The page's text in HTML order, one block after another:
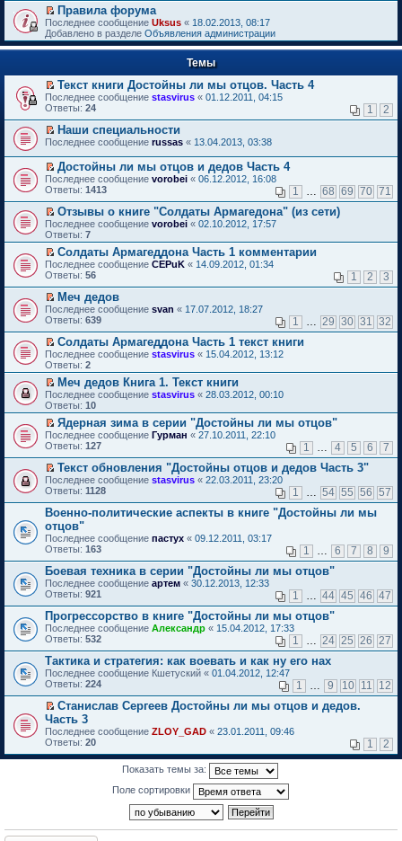
й
т
и
к
п
в
о
м
у
н
е
п
р
о
ч
и
т
а
н
н
о
м
у
с
о
о
б
щ
е
н
и
ю
П
е
р
е
т
и
к
п
р
в
о
м
у
н
е
п
р
о
ч
и
т
а
н
н
о
м
у
с
о
о
б
щ
е
н
и
ю
Правила форума
Последнее сообщение Uksus « 18.02.2013, 08:17
Добавлено в разделе Объявления администрации
Темы
П
е
е
й
т
и
к
п
е
р
в
о
м
у
н
е
п
р
о
ч
и
т
а
н
н
о
м
у
с
о
о
б
щ
е
и
ю
Текст книги Достойны ли мы отцов. Часть 4
Последнее сообщение stasvirus « 01.12.2011, 04:15
Ответы: 24 1 2
П
р
е
й
т
и
к
п
е
р
в
о
м
у
н
е
п
р
о
ч
и
т
а
н
н
о
м
у
с
о
б
щ
е
н
и
ю
Наши специальности
Последнее сообщение russas « 13.04.2013, 03:38
П
е
е
й
т
и
к
п
е
в
о
м
у
н
е
п
р
о
ч
и
т
а
н
н
о
м
у
с
о
щ
е
н
и
ю
Достойны ли мы отцов и дедов Часть 4
Последнее сообщение vorobei « 06.12.2012, 16:08
Ответы: 1413 1 68 69 70 71
П
е
р
е
й
т
и
п
е
в
о
м
у
н
е
п
р
о
ч
и
т
н
н
о
м
у
с
о
о
б
щ
е
н
и
ю
Отзывы о книге "Солдаты Армагедона" (из сети)
Последнее сообщение vorobei « 02.10.2012, 17:57
Ответы: 7
П
е
е
й
т
и
к
п
е
р
в
о
м
у
н
е
п
р
о
ч
и
а
н
н
о
м
у
с
о
о
б
щ
е
н
и
ю
Солдаты Армагеддона Часть 1 комментарии
Последнее сообщение CEPuK « 14.09.2012, 01:34
Ответы: 56 1 2 3
П
е
е
й
т
и
п
е
р
в
о
м
у
н
е
п
р
о
ч
и
т
а
н
н
о
м
у
с
о
о
б
щ
е
н
и
ю
Меч дедов
Последнее сообщение svan « 17.07.2012, 18:27
Ответы: 639 1 29 30 31 32
П
е
р
е
й
т
и
к
п
е
р
о
м
у
н
е
п
р
о
ч
и
т
а
н
н
о
м
у
с
о
о
б
щ
е
н
и
Солдаты Армагеддона Часть 1 текст книги
Последнее сообщение stasvirus « 15.04.2012, 13:12
Ответы: 2
П
е
р
е
й
т
и
к
п
е
в
м
у
н
е
п
р
о
ч
и
т
а
н
н
о
м
у
с
о
о
б
щ
е
Меч дедов Книга 1. Текст книги
Последнее сообщение stasvirus « 28.03.2012, 00:10
Ответы: 10
П
е
е
т
и
п
е
р
в
о
м
у
н
е
п
р
о
и
т
а
н
н
о
м
у
с
о
ю
Ядерная зима в серии "Достойны ли мы отцов"
Последнее сообщение Гурман « 27.10.2011, 22:10
Ответы: 127 1 4 5 6 7
П
е
е
й
т
и
к
п
е
р
в
о
м
у
н
е
п
р
о
и
а
н
н
о
щ
Текст обновления "Достойны отцов и дедов Часть 3"
Последнее сообщение stasvirus « 22.03.2011, 23:20
Ответы: 1128 1 54 55 56 57
Военно-политические аспекты в книге "Достойны ли мы
отцов"
Последнее сообщение пастух « 09.12.2011, 03:17
Ответы: 163 1 6 7 8 9
Боевая техника в серии "Достойны ли мы отцов"
Последнее сообщение артем « 30.12.2013, 12:33
Ответы: 921 1 44 45 46 47
Прогрессорство в книге "Достойны ли мы отцов"
Последнее сообщение Александр « 15.04.2012, 17:33
Ответы: 532 1 24 25 26 27
Тактика и стратегия: как воевать и как ну его нах
Последнее сообщение Кшетуский « 01.04.2012, 12:47
Ответы: 224 1 9 10 11 12
П
е
р
е
й
в
Станислав Сергеев Достойны ли мы отцов и дедов.
Часть 3
Последнее сообщение ZLOY_GAD « 23.01.2011, 09:46
Ответы: 20 1 2
Показать темы за:
Поле сортировки